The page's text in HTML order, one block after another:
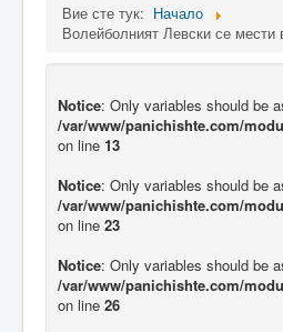
Вие сте тук: Начало
Волейболният Левски се мести
Notice: Only variables should be
/var/www/panichishte.com/
on line 13
Notice: Only variables should be
/var/www/panichishte.com/
on line 23
Notice: Only variables should be
/var/www/panichishte.com/
on line 26